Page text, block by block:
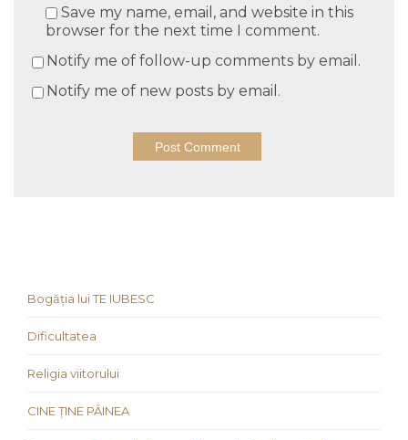
Save my name, email, and website in this
browser for the next time I comment.
Notify me of follow-up comments by email.
Notify me of new posts by email.
Bogăția lui TE IUBESC
Dificultatea
Religia viitorului
CINE ȚINE PÂINEA